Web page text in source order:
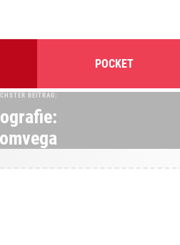
POCKET
BEITRAG: